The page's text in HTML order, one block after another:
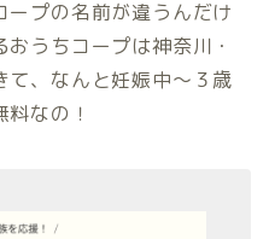
プの名前が違うんだけ
うちコープは神奈川・
て、なんと妊娠中〜３歳
なの！